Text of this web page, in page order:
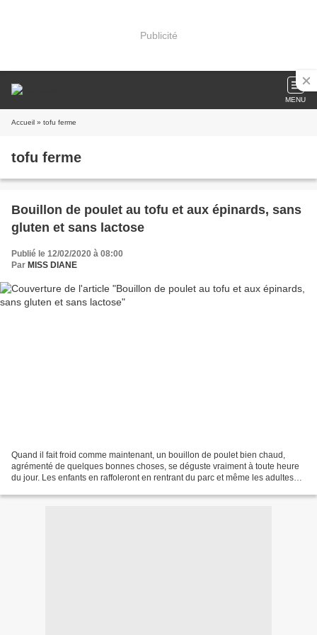
Publicité
MENU
Accueil » tofu ferme
tofu ferme
Bouillon de poulet au tofu et aux épinards, sans
gluten et sans lactose
Publié le 12/02/2020 à 08:00
Par MISS DIANE
Quand il fait froid comme maintenant, un bouillon de poulet bien chaud,
agrémenté de quelques bonnes choses, se déguste vraiment à toute heure
du jour. Les enfants en raffoleront en rentrant du parc et même les adultes